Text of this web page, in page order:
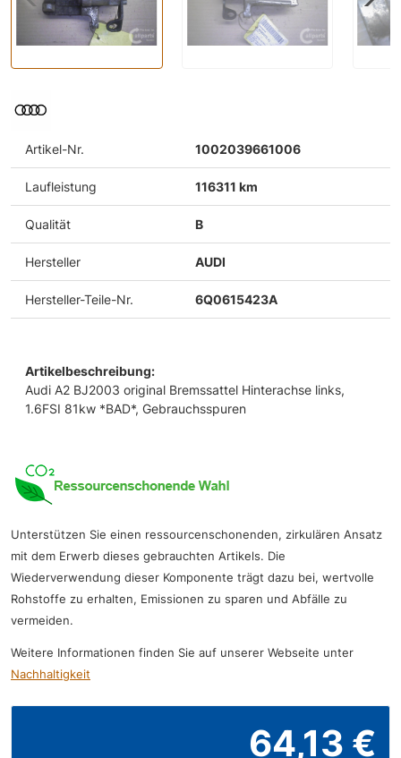
Artikel-Nr. 1002039661006
Laufleistung 116311 km
Qualität B
Hersteller AUDI
Hersteller-Teile-Nr. 6Q0615423A
Artikelbeschreibung:
Audi A2 BJ2003 original Bremssattel Hinterachse links,
1.6FSI 81kw *BAD*, Gebrauchsspuren
Unterstützen Sie einen ressourcenschonenden, zirkulären Ansatz
mit dem Erwerb dieses gebrauchten Artikels. Die
Wiederverwendung dieser Komponente trägt dazu bei, wertvolle
Rohstoffe zu erhalten, Emissionen zu sparen und Abfälle zu
vermeiden.
Weitere Informationen finden Sie auf unserer Webseite unter
Nachhaltigkeit
64,13 €